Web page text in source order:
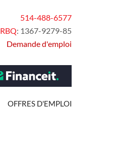
514-488-6577
RBQ: 1367-9279-85
Demande d'emploi
OFFRES D'EMPLOI